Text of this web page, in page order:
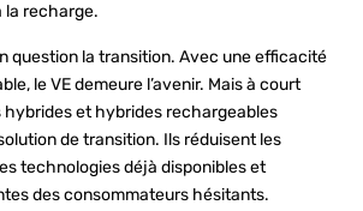
la recharge.
question la transition. Avec une efficacité
le VE demeure l’avenir. Mais à court
hybrides et hybrides rechargeables
de transition. Ils réduisent les
technologies déjà disponibles et
des consommateurs hésitants.